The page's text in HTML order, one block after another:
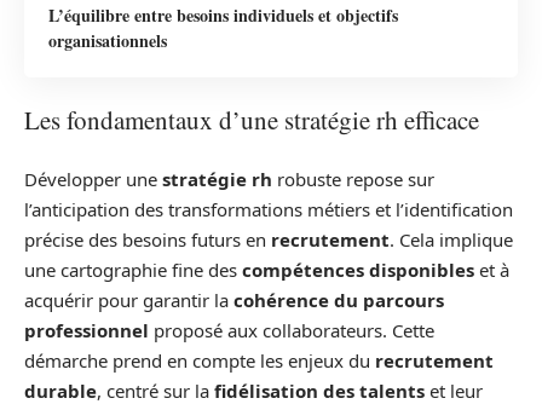
L’équilibre entre besoins individuels et objectifs
organisationnels
Les fondamentaux d’une stratégie rh efficace
Développer une stratégie rh robuste repose sur
l’anticipation des transformations métiers et l’identification
précise des besoins futurs en recrutement. Cela implique
une cartographie fine des compétences disponibles et à
acquérir pour garantir la cohérence du parcours
professionnel proposé aux collaborateurs. Cette
démarche prend en compte les enjeux du recrutement
durable, centré sur la fidélisation des talents et leur